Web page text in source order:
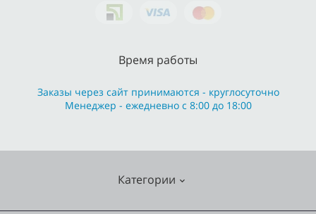
Категории
Время работы
Заказы через сайт принимаются - круглосуточно
Менеджер - ежедневно с 8:00 до 18:00